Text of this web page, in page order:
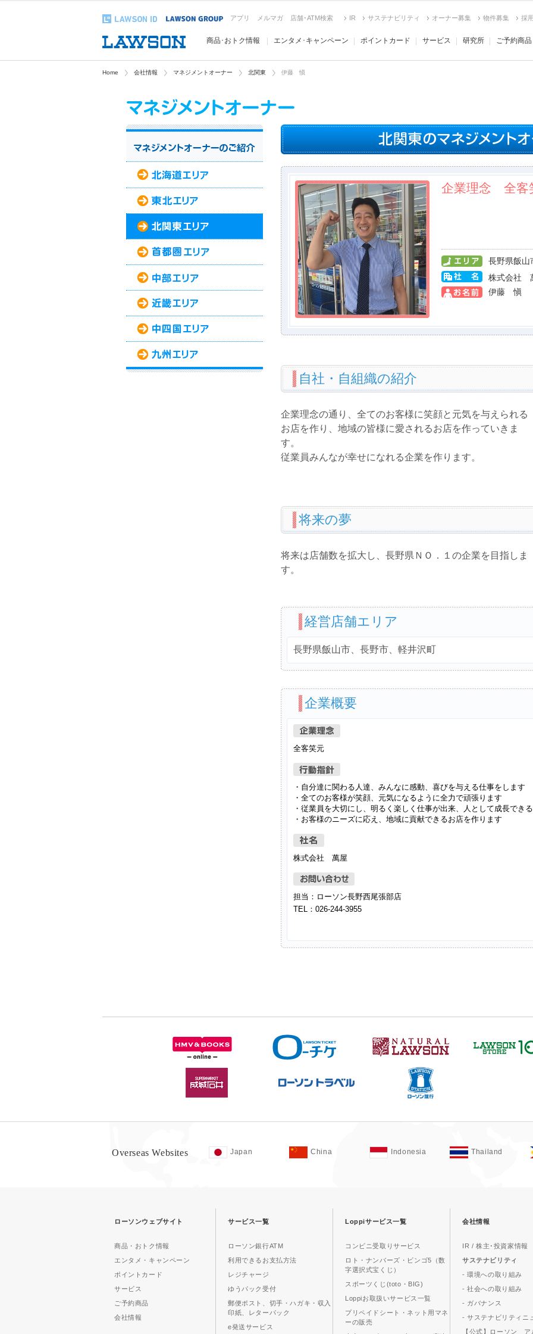
アプリ メルマガ 店舗･ATM検索 IR サステナビリティ オーナー募集 物件募集 採
商品･おトク情報 エンタメ･キャンペーン ポイントカード サービス 研究所 ご予約商品
Home 会社情報 マネジメントオーナー 北関東 伊藤 愼
企業理念 全客
長野県飯山
株式会社
伊藤 愼
自社・自組織の紹介
企業理念の通り、全てのお客様に笑顔と元気を与えられる
お店を作り、地域の皆様に愛されるお店を作っていきま
す。
従業員みんなが幸せになれる企業を作ります。
将来の夢
将来は店舗数を拡大し、長野県ＮＯ．１の企業を目指しま
す。
経営店舗エリア
長野県飯山市、長野市、軽井沢町
企業概要
全客笑元
・自分達に関わる人達、みんなに感動、喜びを与える仕事をします
・全てのお客様が笑顔、元気になるように全力で頑張ります
・従業員を大切にし、明るく楽しく仕事が出来、人として成長でき
・お客様のニーズに応え、地域に貢献できるお店を作ります
株式会社 萬屋
担当：ローソン長野西尾張部店
TEL：026-244-3955
Overseas Websites Japan China Indonesia Thailand
ローソンウェブサイト
商品・おトク情報
エンタメ・キャンペーン
ポイントカード
サービス
ご予約商品
会社情報
サービス一覧
ローソン銀行ATM
利用できるお支払方法
レジチャージ
ゆうパック受付
郵便ポスト、切手・ハガキ・収入
印紙、レターパック
e発送サービス
Loppiサービス一覧
コンビニ受取りサービス
ロト・ナンバーズ・ビンゴ5（数
字選択式宝くじ）
スポーツくじ(toto・BIG)
Loppiお取扱いサービス一覧
プリペイドシート・ネット用マネ
ーの販売
会社情報
IR / 株主･投資家情報
サステナビリティ
- 環境への取り組み
- 社会への取り組み
- ガバナンス
- サステナビリティニ
【公式】ローソン ア